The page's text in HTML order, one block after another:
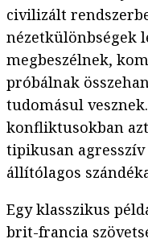
civilizált
nézetkülönbségek
megbeszélnek,
próbálnak
tudomásul
konfliktusokban
tipikusan
állítólagos
Egy klasszikus
brit-francia